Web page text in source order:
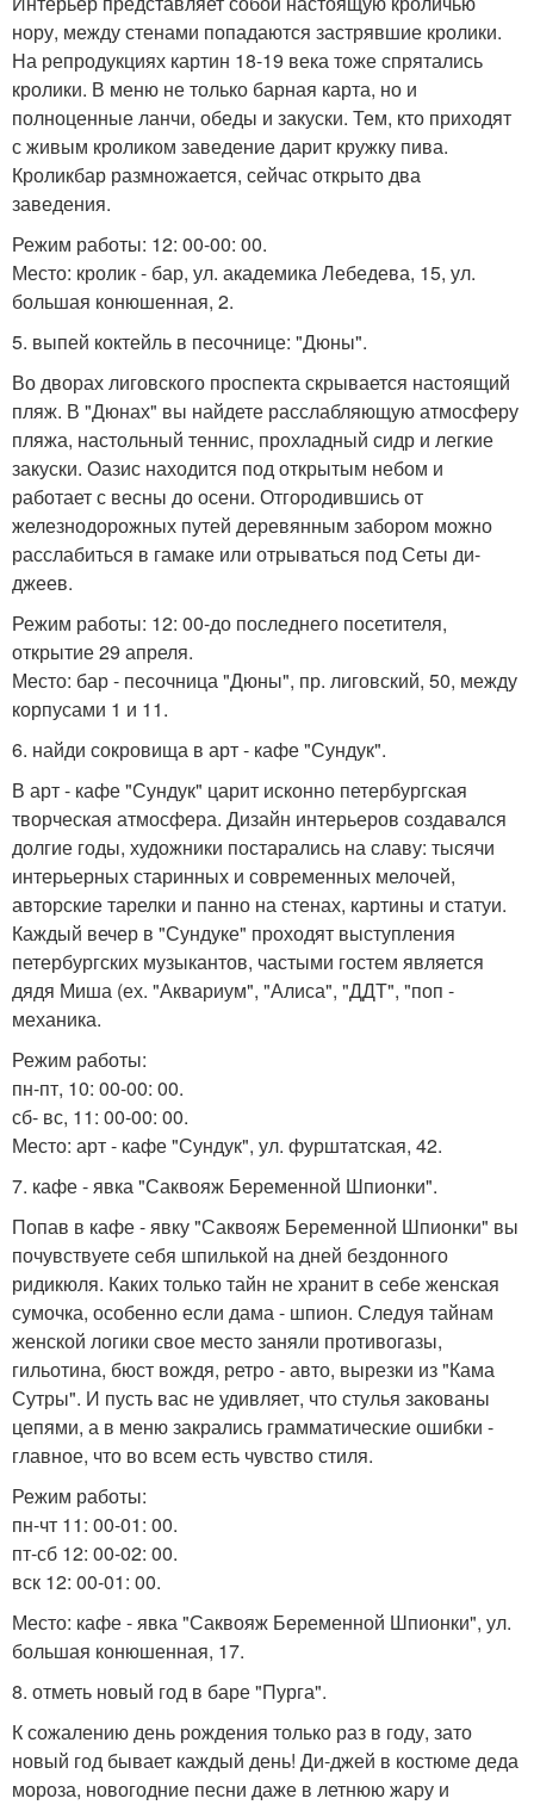
нору, между стенами попадаются застрявшие кролики.
На репродукциях картин 18-19 века тоже спрятались
кролики. В меню не только барная карта, но и
полноценные ланчи, обеды и закуски. Тем, кто приходят
с живым кроликом заведение дарит кружку пива.
Кроликбар размножается, сейчас открыто два
заведения.
Режим работы: 12: 00-00: 00.
Место: кролик - бар, ул. академика Лебедева, 15, ул.
большая конюшенная, 2.
5. выпей коктейль в песочнице: "Дюны".
Во дворах лиговского проспекта скрывается настоящий
пляж. В "Дюнах" вы найдете расслабляющую атмосферу
пляжа, настольный теннис, прохладный сидр и легкие
закуски. Оазис находится под открытым небом и
работает с весны до осени. Отгородившись от
железнодорожных путей деревянным забором можно
расслабиться в гамаке или отрываться под Сеты ди-
джеев.
Режим работы: 12: 00-до последнего посетителя,
открытие 29 апреля.
Место: бар - песочница "Дюны", пр. лиговский, 50, между
корпусами 1 и 11.
6. найди сокровища в арт - кафе "Сундук".
В арт - кафе "Сундук" царит исконно петербургская
творческая атмосфера. Дизайн интерьеров создавался
долгие годы, художники постарались на славу: тысячи
интерьерных старинных и современных мелочей,
авторские тарелки и панно на стенах, картины и статуи.
Каждый вечер в "Сундуке" проходят выступления
петербургских музыкантов, частыми гостем является
дядя Миша (ех. "Аквариум", "Алиса", "ДДТ", "поп -
механика.
Режим работы:
пн-пт, 10: 00-00: 00.
сб- вс, 11: 00-00: 00.
Место: арт - кафе "Сундук", ул. фурштатская, 42.
7. кафе - явка "Саквояж Беременной Шпионки".
Попав в кафе - явку "Саквояж Беременной Шпионки" вы
почувствуете себя шпилькой на дней бездонного
ридикюля. Каких только тайн не хранит в себе женская
сумочка, особенно если дама - шпион. Следуя тайнам
женской логики свое место заняли противогазы,
гильотина, бюст вождя, ретро - авто, вырезки из "Кама
Сутры". И пусть вас не удивляет, что стулья закованы
цепями, а в меню закрались грамматические ошибки -
главное, что во всем есть чувство стиля.
Режим работы:
пн-чт 11: 00-01: 00.
пт-сб 12: 00-02: 00.
вск 12: 00-01: 00.
Место: кафе - явка "Саквояж Беременной Шпионки", ул.
большая конюшенная, 17.
8. отметь новый год в баре "Пурга".
К сожалению день рождения только раз в году, зато
новый год бывает каждый день! Ди-джей в костюме деда
мороза, новогодние песни даже в летнюю жару и